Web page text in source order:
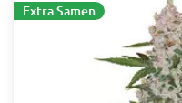
Extra Samen